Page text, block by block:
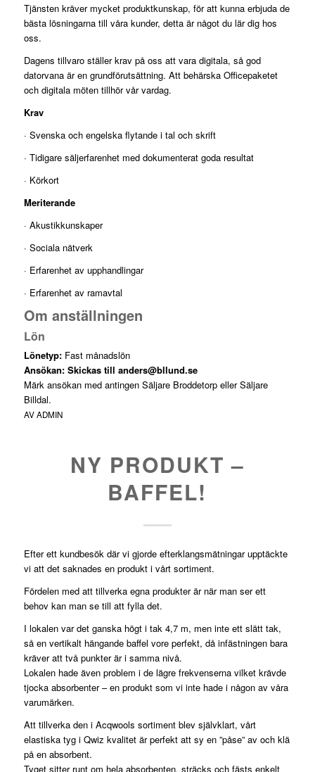
Tjänsten kräver mycket produktkunskap, för att kunna erbjuda de
bästa lösningarna till våra kunder, detta är något du lär dig hos
oss.
Dagens tillvaro ställer krav på oss att vara digitala, så god
datorvana är en grundförutsättning. Att behärska Officepaketet
och digitala möten tillhör vår vardag.
Krav
· Svenska och engelska flytande i tal och skrift
· Tidigare säljerfarenhet med dokumenterat goda resultat
· Körkort
Meriterande
· Akustikkunskaper
· Sociala nätverk
· Erfarenhet av upphandlingar
· Erfarenhet av ramavtal
Om anställningen
Lön
Lönetyp:Fast månadslön
Ansökan: Skickas till anders@bllund.se
Märk ansökan med antingen Säljare Broddetorp eller Säljare
Billdal.
AVADMIN
NY PRODUKT –
BAFFEL!
Efter ett kundbesök där vi gjorde efterklangsmätningar upptäckte
vi att det saknades en produkt i vårt sortiment.
Fördelen med att tillverka egna produkter är när man ser ett
behov kan man se till att fylla det.
I lokalen var det ganska högt i tak 4,7 m, men inte ett slätt tak,
så en vertikalt hängande baffel vore perfekt, då infästningen bara
kräver att två punkter är i samma nivå.
Lokalen hade även problem i de lägre frekvenserna vilket krävde
tjocka absorbenter – en produkt som vi inte hade i någon av våra
varumärken.
Att tillverka den i Acqwools sortiment blev självklart, vårt
elastiska tyg i Qwiz kvalitet är perfekt att sy en ”påse” av och klä
på en absorbent.
Tyget sitter runt om hela absorbenten, sträcks och fästs enkelt